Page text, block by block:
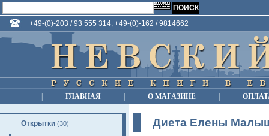
+49-(0)-203 / 93 555 314, +49-(0)-162 / 9814662
ГЛАВНАЯ О МАГАЗИНЕ
Открытки (30) Диета Елены